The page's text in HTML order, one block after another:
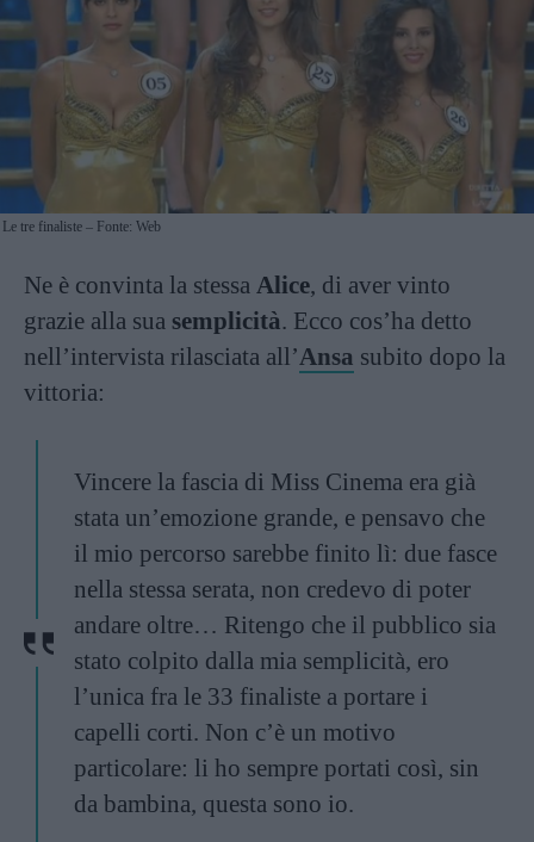
Le tre finaliste – Fonte: Web
Ne è convinta la stessa Alice, di aver vinto
grazie alla sua semplicità. Ecco cos’ha detto
nell’intervista rilasciata all’Ansa subito dopo la
vittoria:
Vincere la fascia di Miss Cinema era già
stata un’emozione grande, e pensavo che
il mio percorso sarebbe finito lì: due fasce
nella stessa serata, non credevo di poter
andare oltre… Ritengo che il pubblico sia
stato colpito dalla mia semplicità, ero
l’unica fra le 33 finaliste a portare i
capelli corti. Non c’è un motivo
particolare: li ho sempre portati così, sin
da bambina, questa sono io.